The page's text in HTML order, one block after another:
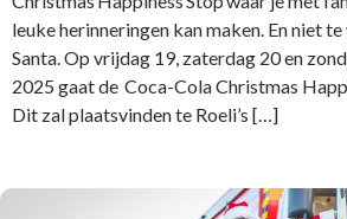
leuke herinneringen kan maken. En niet
Santa. Op vrijdag 19, zaterdag 20 en
2025 gaat de Coca-Cola Christmas
Dit zal plaatsvinden te Roeli’s […]